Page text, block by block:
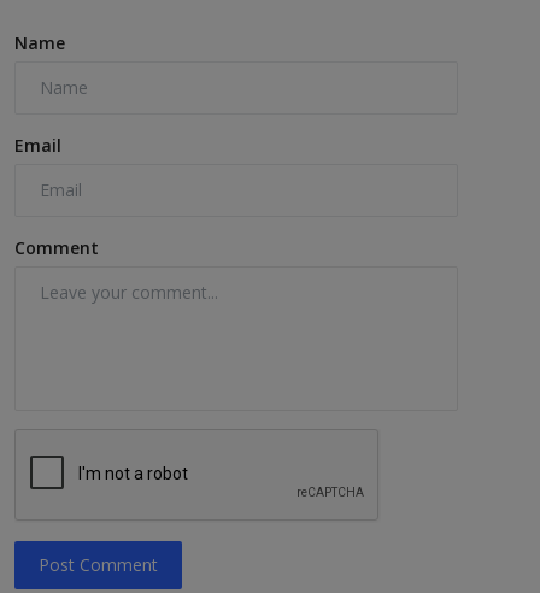
Name
Email
Comment
Post Comment